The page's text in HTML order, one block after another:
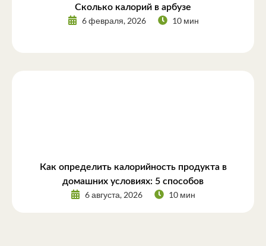
Сколько калорий в арбузе
6 февраля, 2026 10 мин
Как определить калорийность продукта в
домашних условиях: 5 способов
6 августа, 2026 10 мин